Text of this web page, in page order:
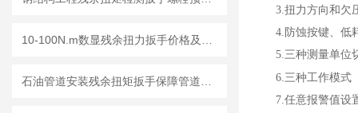
3.扭力方向和欠
4.防蚀按键、低
5.三种测量单位
6.三种工作模式
7.任意报警值设